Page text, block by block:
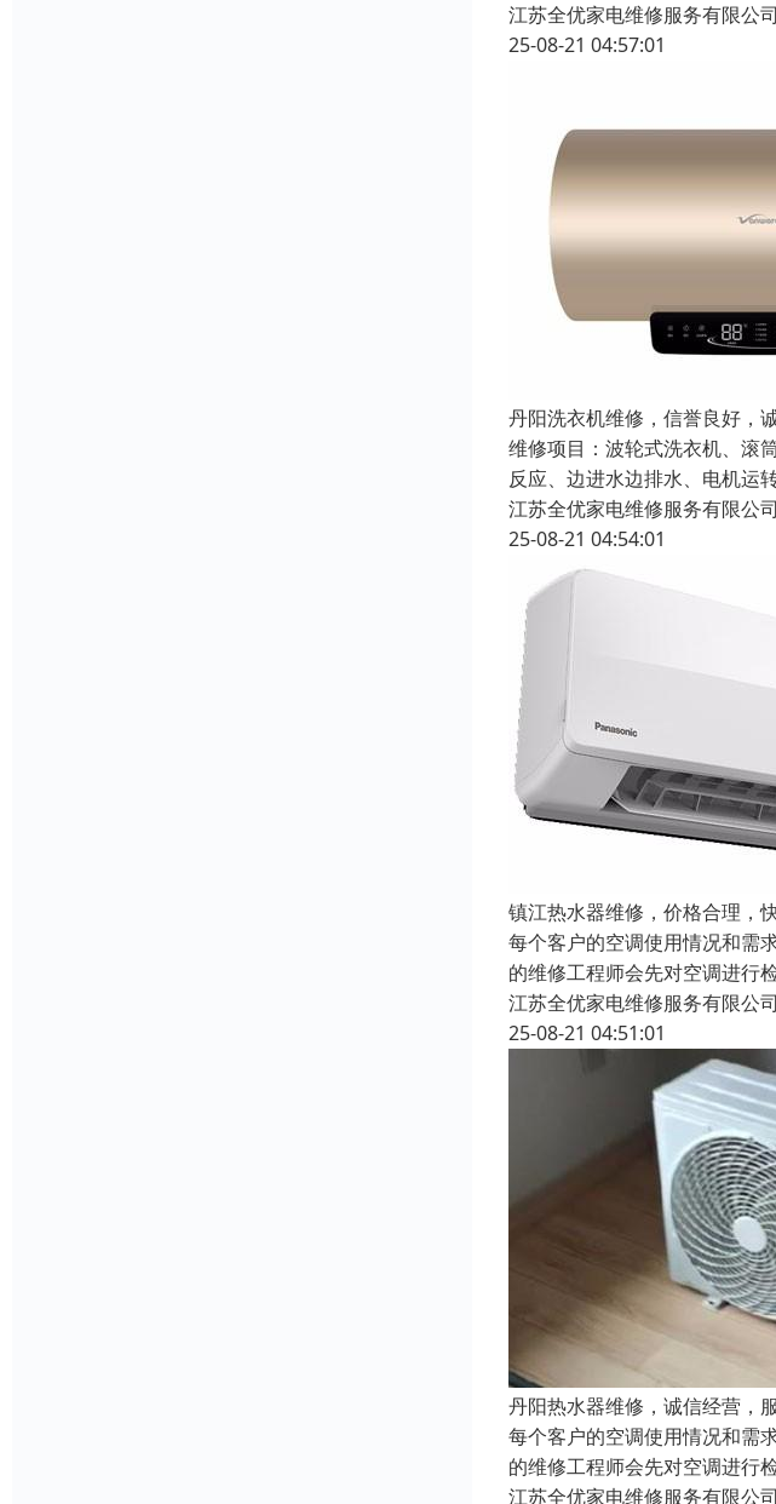
江苏全优家电维修服务有限公司
25-08-21 04:57:01
丹阳洗衣机维修，信誉良好，
维修项目：波轮式洗衣机、滚
反应、边进水边排水、电机运
江苏全优家电维修服务有限公司
25-08-21 04:54:01
镇江热水器维修，价格合理，
每个客户的空调使用情况和需
的维修工程师会先对空调进行
江苏全优家电维修服务有限公司
25-08-21 04:51:01
丹阳热水器维修，诚信经营，
每个客户的空调使用情况和需
的维修工程师会先对空调进行
江苏全优家电维修服务有限公司